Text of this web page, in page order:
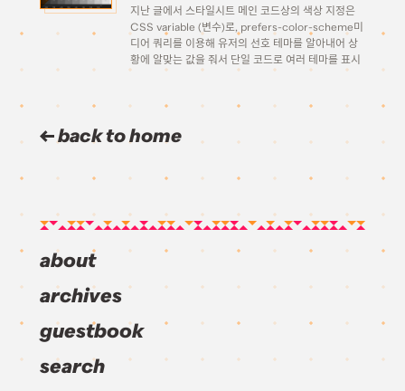
지난 글에서 스타일시트 메인 코드상의 색상 지정은
CSS variable (변수)로, prefers-color-scheme미
디어 쿼리를 이용해 유저의 선호 테마를 알아내어 상
황에 알맞는 값을 줘서 단일 코드로 여러 테마를 표시
back to home
about
archives
guestbook
search